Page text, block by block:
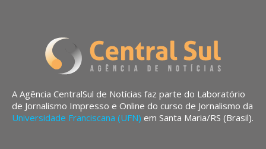
A Agência CentralSul de Notícias faz parte do Laboratório
de Jornalismo Impresso e Online do curso de Jornalismo da
Universidade Franciscana (UFN) em Santa Maria/RS (Brasil).